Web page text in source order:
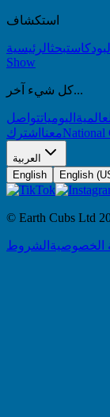
استكشاف
بحثالرئيسية
Show
كل شيء آخر...
اليومياتتواصل
معنا اشترك National
العربية
English
English
© Earth Cubs Ltd
الخصوصية الشروط